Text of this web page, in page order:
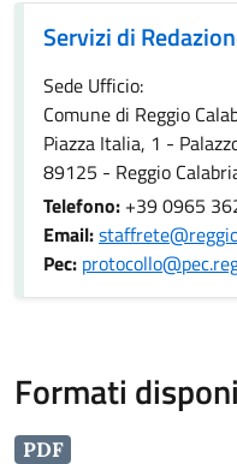
Servizi di
Sede Ufficio:
Comune di Reggio
Piazza Italia, 1 -
89125 - Reggio
Telefono: +39 0965
Email:
Pec:
Formati
PDF